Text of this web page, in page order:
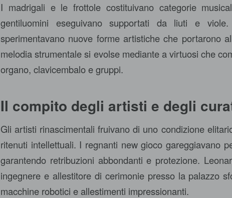
I madrigali e le frottole costituivano categorie
gentiluomini eseguivano supportati da liuti e
sperimentavano nuove forme artistiche che portarono
melodia strumentale si evolse mediante a virtuosi che
organo, clavicembalo e gruppi.
Il compito degli artisti e degli
Gli artisti rinascimentali fruivano di uno condizione
ritenuti intellettuali. I regnanti new gioco gareggiavano
garantendo retribuzioni abbondanti e protezione.
ingegnere e allestitore di cerimonie presso la palazzo
macchine robotici e allestimenti impressionanti.